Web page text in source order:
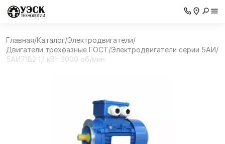
Главная/Каталог/Электродвигатели/
Двигатели трехфазные ГОСТ/Электродвигатели серии 5АИ/
5АИ71В2 1,1 кВт 3000 об/мин